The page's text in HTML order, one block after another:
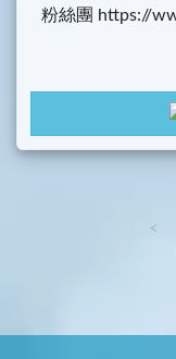
粉絲團 https://
<